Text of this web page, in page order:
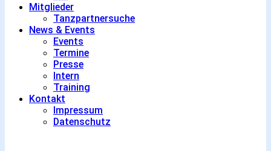
Mitglieder
Tanzpartnersuche
News & Events
Events
Termine
Presse
Intern
Training
Kontakt
Impressum
Datenschutz